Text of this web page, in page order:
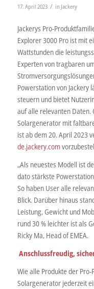
17. April 2023 / in Jackery
Jackerys Pro-
Explorer 3000 Pro ist mit
Wattstunden die
Experten von tragbaren
Powerstation von Jackery
steuern und bietet
auf alle relevanten Daten.
Solargenerator mit
ist ab dem 20. April 2023
de.jackery.com
„Als neuestes Modell ist
dato stärkste
So haben User alle
Blick. Darüber hinaus
Leistung, Gewicht und
rund 30 % leichter ist als
Ricky Ma, Head of EMEA.
Anschlussfreudig,
Wie alle Produkte der
Solargenerator jederzeit